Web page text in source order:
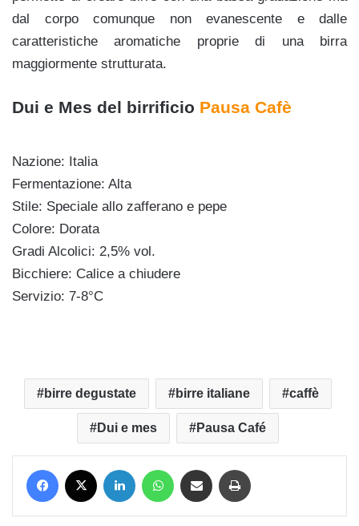
dal corpo comunque non evanescente e dalle
caratteristiche aromatiche proprie di una birra
maggiormente strutturata.
Dui e Mes del birrificio Pausa Cafè
Nazione: Italia
Fermentazione: Alta
Stile: Speciale allo zafferano e pepe
Colore: Dorata
Gradi Alcolici: 2,5% vol.
Bicchiere: Calice a chiudere
Servizio: 7-8°C
birre degustate birre italiane caffè
Dui e mes Pausa Café
Facebook LinkedIn WhatsApp Condividi via mail